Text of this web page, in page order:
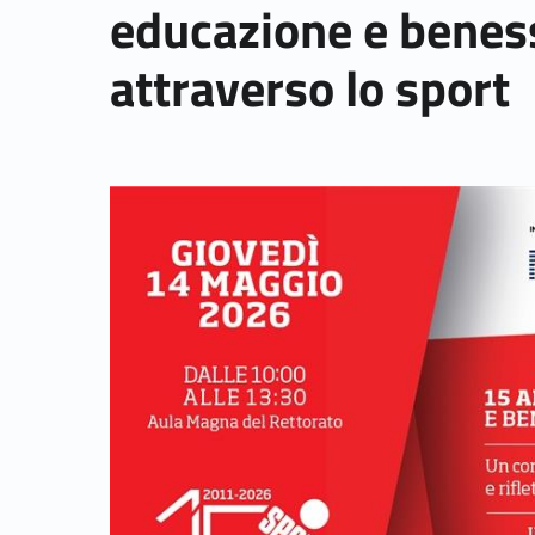
educazione e
attraverso lo sport
Link identifier archive #link-archive-thumb-soap-44423